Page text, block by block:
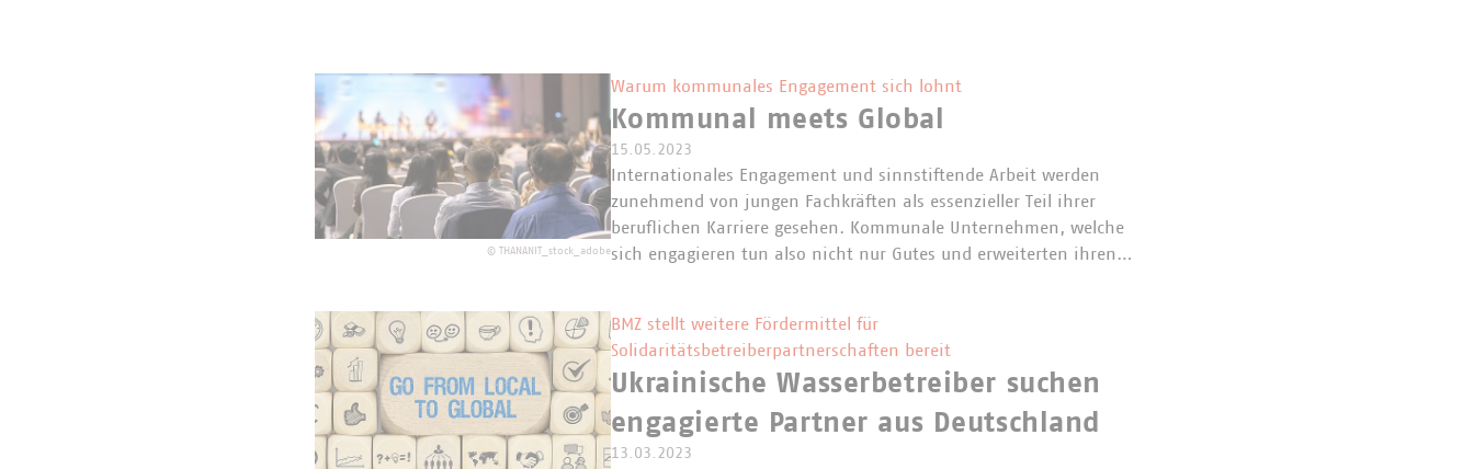
© THANANIT_stock_adobe
Warum kommunales Engagement sich lohnt
Kommunal meets Global
15.05.2023
Internationales Engagement und sinnstiftende Arbeit werden
zunehmend von jungen Fachkräften als essenzieller Teil ihrer
beruflichen Karriere gesehen. Kommunale Unternehmen, welche
sich engagieren tun also nicht nur Gutes und erweiterten ihren…
BMZ stellt weitere Fördermittel für
Solidaritätsbetreiberpartnerschaften bereit
Ukrainische Wasserbetreiber suchen
engagierte Partner aus Deutschland
13.03.2023